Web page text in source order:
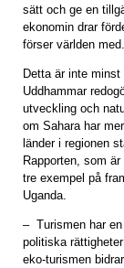
sätt och ge en
ekonomin drar
förser världen med.
Detta är inte
Uddhammar
utveckling och
om Sahara har
länder i regionen
Rapporten, som
tre exempel på
Uganda.
– Turismen har
politiska
eko-turismen